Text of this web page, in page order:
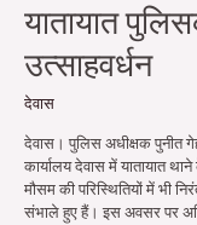
यातायात
उत्साहवर्धन
देवास
देवास। पुलिस अधीक्षक पुनीत
कार्यालय देवास में यातायात
मौसम की परिस्थितियों में भी
संभाले हुए हैं। इस अवसर पर